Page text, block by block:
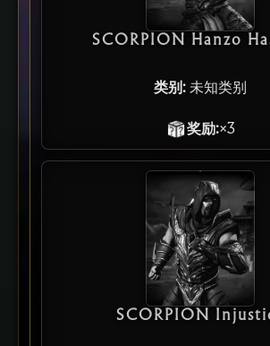
SCORPION Hanzo
类别: 未知类别
奖励:×3
SCORPION